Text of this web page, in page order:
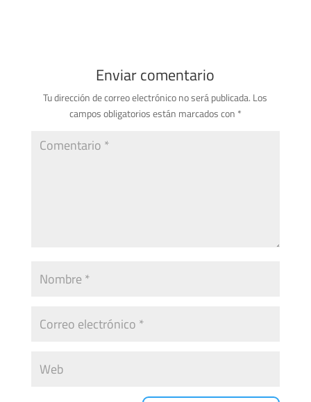
Enviar comentario
Tu dirección de correo electrónico no será publicada. Los
campos obligatorios están marcados con *